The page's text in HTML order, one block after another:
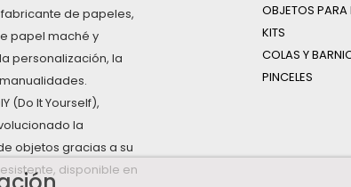
de papeles,
papel maché y
personalización, la
(Do It Yourself),
la
objetos gracias a su
disponible en
OBJETOS PARA
KITS
COLAS Y
PINCELES